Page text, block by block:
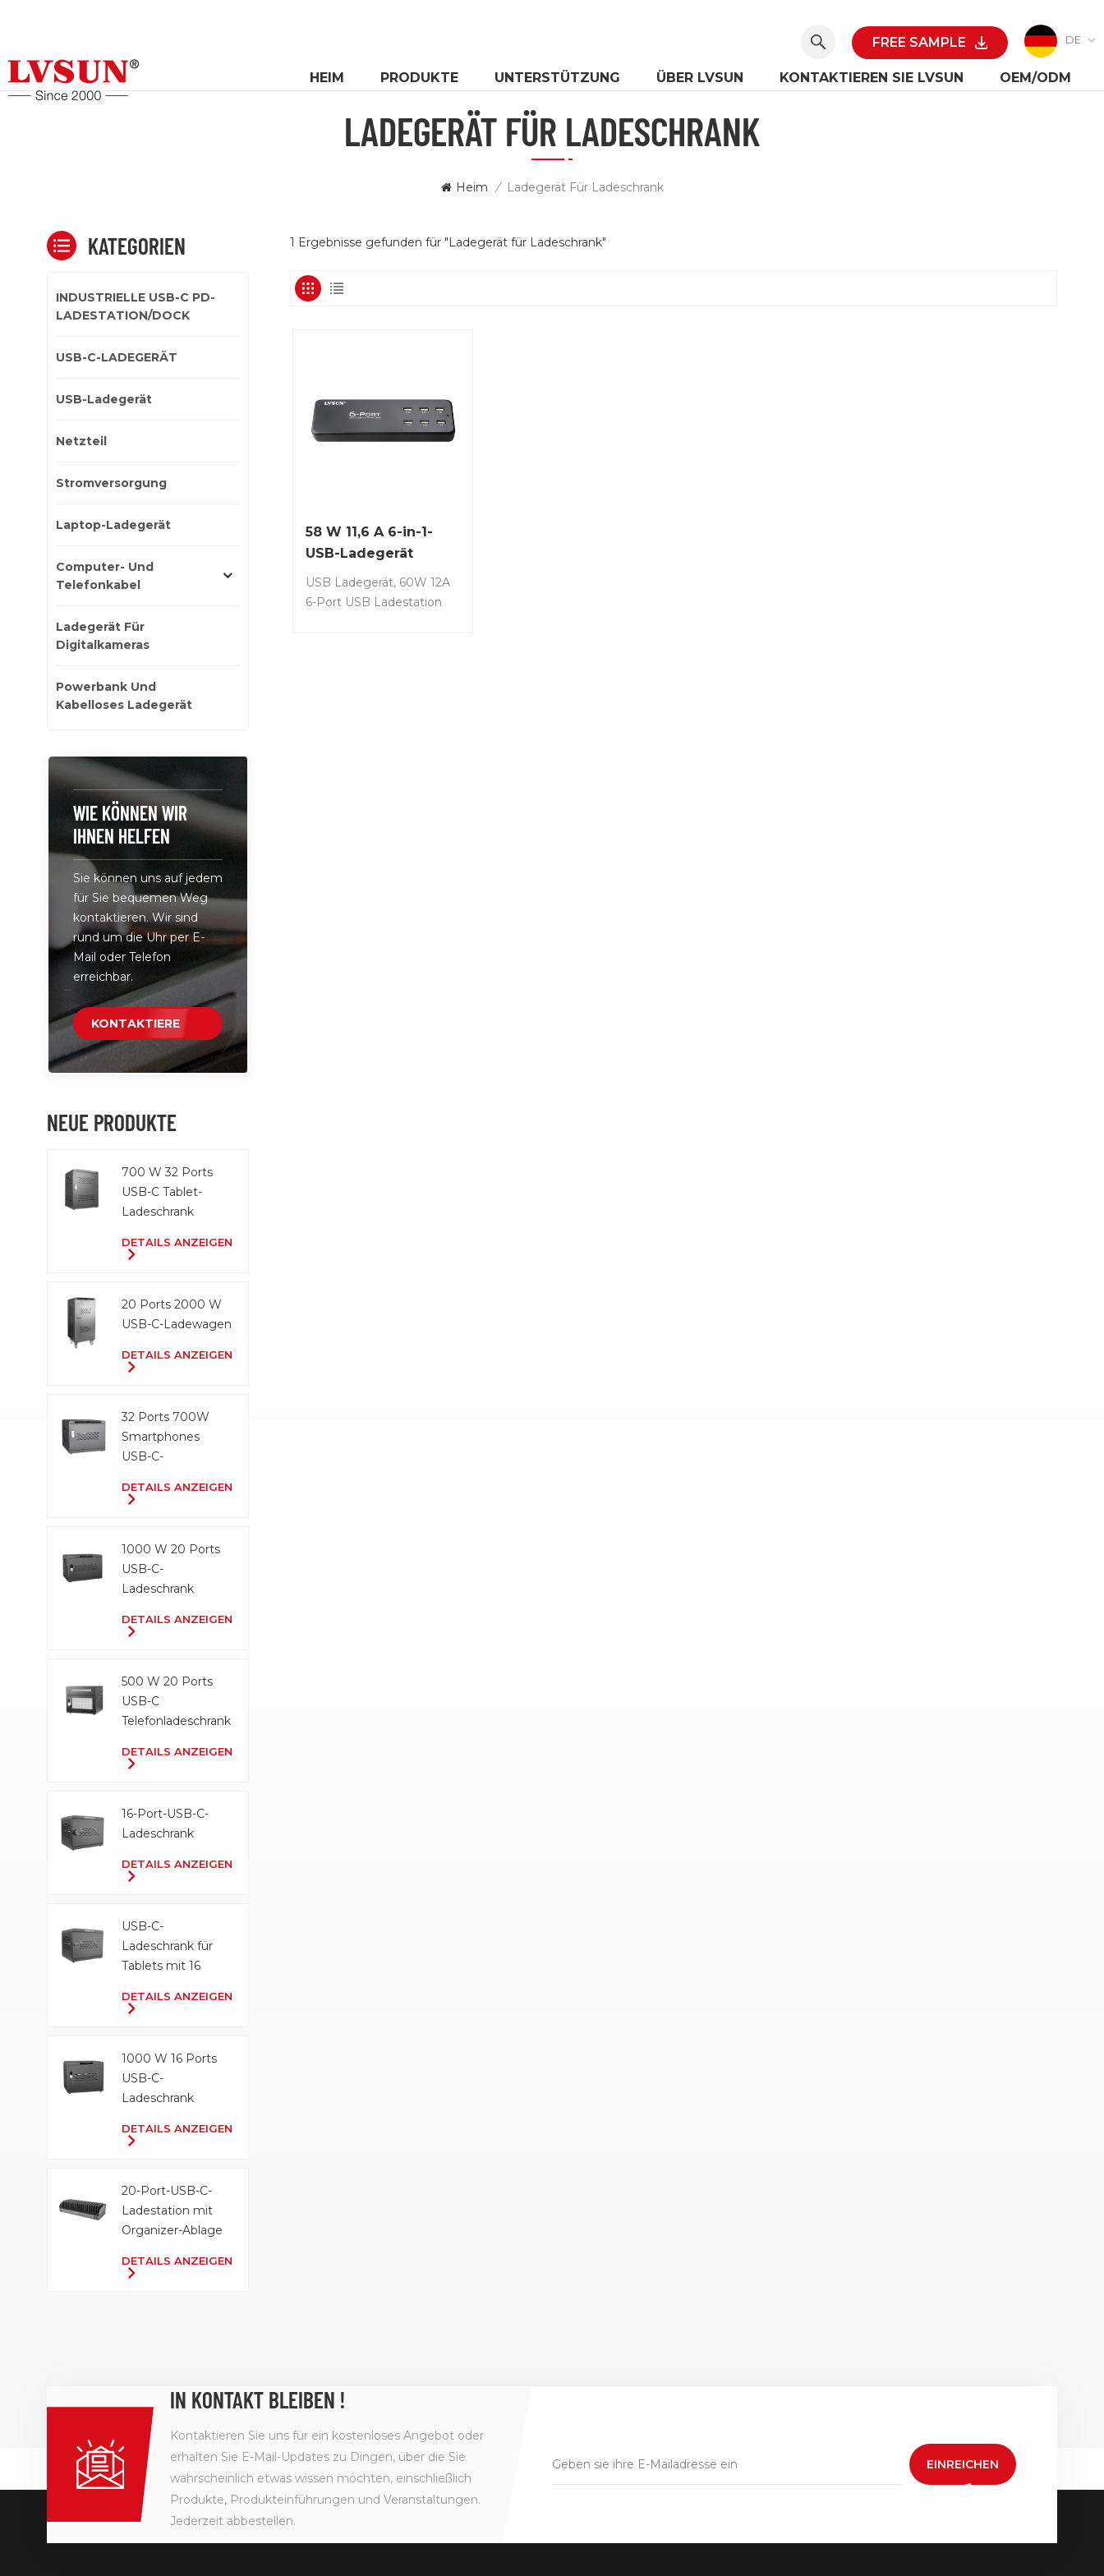
DE
FREE SAMPLE
HEIM PRODUKTE UNTERSTÜTZUNG ÜBER LVSUN KONTAKTIEREN SIE LVSUN OEM/ODM
LADEGERÄT FÜR LADESCHRANK
Heim / Ladegerät Für Ladeschrank
1 Ergebnisse gefunden für "Ladegerät für Ladeschrank"
58 W 11,6 A 6-in-1-
USB-Ladegerät
USB Ladegerät, 60W 12A
6-Port USB Ladestation
KATEGORIEN
INDUSTRIELLE USB-C PD-
LADESTATION/DOCK
USB-C-LADEGERÄT
USB-Ladegerät
Netzteil
Stromversorgung
Laptop-Ladegerät
Computer- Und
Telefonkabel
Ladegerät Für
Digitalkameras
Powerbank Und
Kabelloses Ladegerät
WIE KÖNNEN WIR
IHNEN HELFEN
Sie können uns auf jedem
für Sie bequemen Weg
kontaktieren. Wir sind
rund um die Uhr per E-
Mail oder Telefon
erreichbar.
KONTAKTIERE
UNS
NEUE PRODUKTE
700 W 32 Ports
USB-C Tablet-
Ladeschrank
DETAILS ANZEIGEN
20 Ports 2000 W
USB-C-Ladewagen
DETAILS ANZEIGEN
32 Ports 700W
Smartphones
USB-C-
DETAILS ANZEIGEN
1000 W 20 Ports
USB-C-
Ladeschrank
DETAILS ANZEIGEN
500 W 20 Ports
USB-C
Telefonladeschrank
DETAILS ANZEIGEN
16-Port-USB-C-
Ladeschrank
DETAILS ANZEIGEN
USB-C-
Ladeschrank für
Tablets mit 16
500 W
DETAILS ANZEIGEN
1000 W 16 Ports
USB-C-
Ladeschrank
DETAILS ANZEIGEN
20-Port-USB-C-
Ladestation mit
Organizer-Ablage
DETAILS ANZEIGEN
IN KONTAKT BLEIBEN !
Kontaktieren Sie uns für ein kostenloses Angebot oder
erhalten Sie E-Mail-Updates zu Dingen, über die Sie
wahrscheinlich etwas wissen möchten, einschließlich
Produkte, Produkteinführungen und Veranstaltungen.
Jederzeit abbestellen.
EINREICHEN